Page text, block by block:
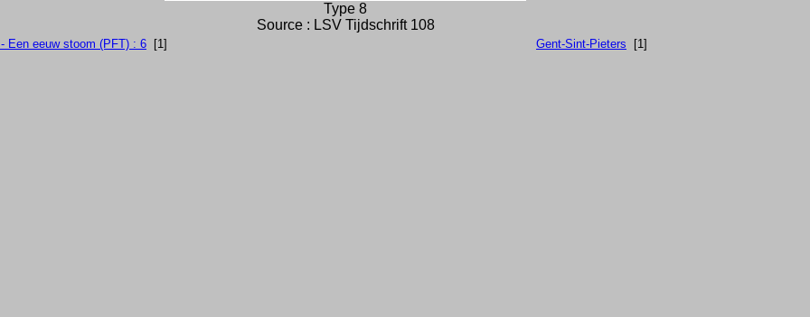
Type 8
Source : LSV Tijdschrift 108
Een eeuw stoom (PFT) : 6 [1] Gent-Sint-Pieters [1]